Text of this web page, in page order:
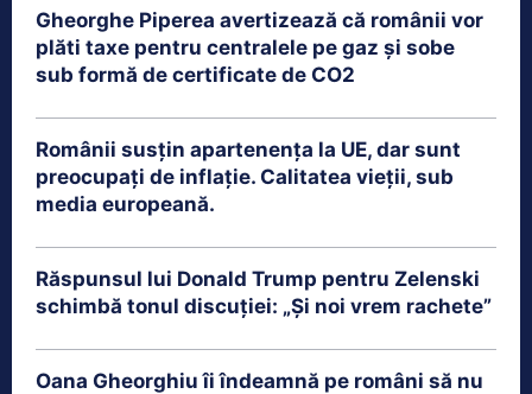
Gheorghe Piperea avertizează că românii vor
plăti taxe pentru centralele pe gaz și sobe
sub formă de certificate de CO2
Românii susțin apartenența la UE, dar sunt
preocupați de inflație. Calitatea vieții, sub
media europeană.
Răspunsul lui Donald Trump pentru Zelenski
schimbă tonul discuției: „Și noi vrem rachete”
Oana Gheorghiu îi îndeamnă pe români să nu